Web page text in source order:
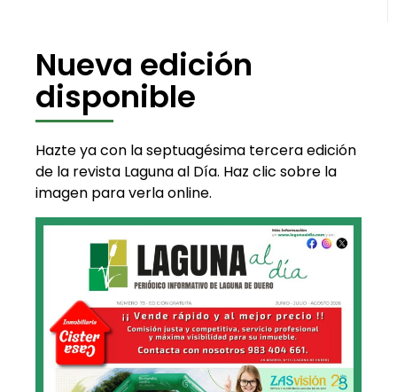
Nueva edición
disponible
Hazte ya con la septuagésima tercera edición
de la revista Laguna al Día. Haz clic sobre la
imagen para verla online.